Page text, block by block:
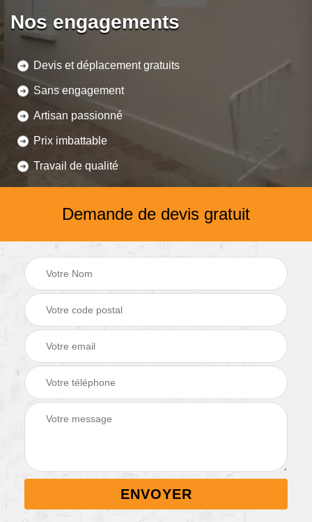
Nos engagements
Devis et déplacement gratuits
Sans engagement
Artisan passionné
Prix imbattable
Travail de qualité
Demande de devis gratuit